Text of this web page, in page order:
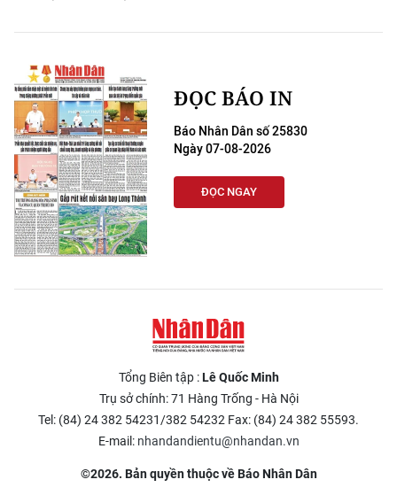
ĐỌC BÁO IN
Báo Nhân Dân số 25830
Ngày 07-08-2026
ĐỌC NGAY
Tổng Biên tập :Lê Quốc Minh
Trụ sở chính: 71 Hàng Trống - Hà Nội
Tel: (84) 24 382 54231/382 54232 Fax: (84) 24 382 55593.
E-mail: nhandandientu@nhandan.vn
©2026. Bản quyền thuộc về Báo Nhân Dân